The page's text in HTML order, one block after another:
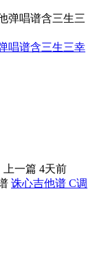
唱谱含三生三幸
上一篇 4天前
诛心吉他谱 C调